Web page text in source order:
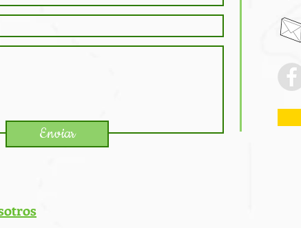
Enviar